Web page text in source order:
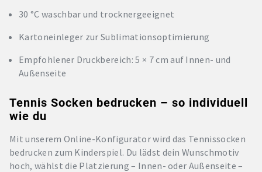
30 °C waschbar und trocknergeeignet
Kartoneinleger zur Sublimationsoptimierung
Empfohlener Druckbereich: 5 × 7 cm auf Innen- und
Außenseite
Tennis Socken bedrucken – so individuell
wie du
Mit unserem Online-Konfigurator wird das Tennissocken
bedrucken zum Kinderspiel. Du lädst dein Wunschmotiv
hoch, wählst die Platzierung – Innen- oder Außenseite –